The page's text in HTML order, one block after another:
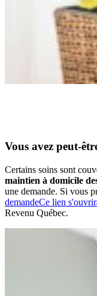
Vous avez peut-
Certains soins sont
maintien à domicile
une demande. Si vous
demandeCe lien
Revenu Québec.